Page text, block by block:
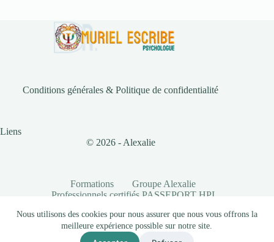
Nous utilisons des cookies pour nous assurer que nous vous offrons la
meilleure expérience possible sur notre site.
Conditions générales & Politique de confidentialité
Liens
© 2026 - Alexalie
Formations
Groupe Alexalie
Professionnels certifiés PASSEPORT HPI
Conditions générales & Politique de confidentialité